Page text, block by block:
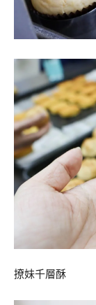
撩妹千層酥